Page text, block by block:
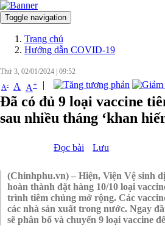
Toggle navigation
Trang chủ
Hướng dẫn COVID-19
Thứ 3, 02/01/2024 09:52
A- A A+ |
Đã có đủ 9 loại vaccine
sau nhiều tháng ‘khan
Đọc bài Lưu
(Chinhphu.vn) – Hiện, Viện Vệ sinh
hoàn thành đặt hàng 10/10 loại
trình tiêm chủng mở rộng. Các
các nhà sản xuất trong nước. Ngay
sẽ phân bổ và chuyển 9 loại vaccine